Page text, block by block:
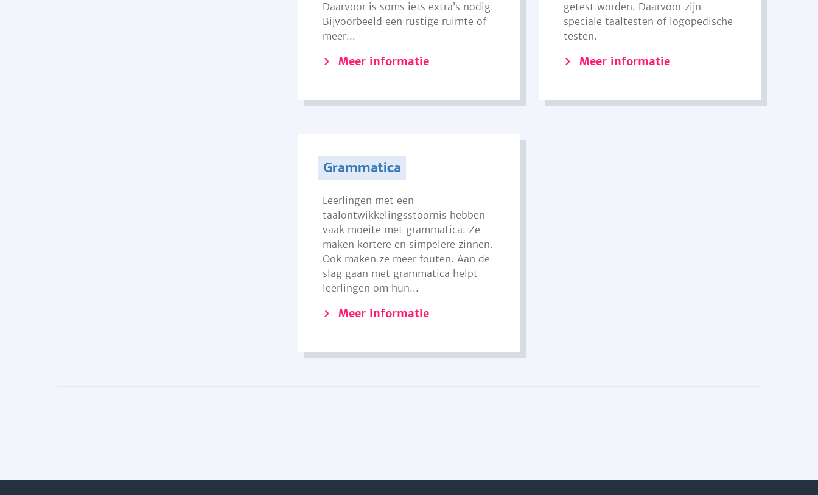
Daarvoor is soms iets extra’s nodig.
Bijvoorbeeld een rustige ruimte of
meer...
Meer informatie
getest worden. Daarvoor zijn
speciale taaltesten of logopedische
testen.
Meer informatie
Grammatica
Leerlingen met een
taalontwikkelingsstoornis hebben
vaak moeite met grammatica. Ze
maken kortere en simpelere zinnen.
Ook maken ze meer fouten. Aan de
slag gaan met grammatica helpt
leerlingen om hun...
Meer informatie